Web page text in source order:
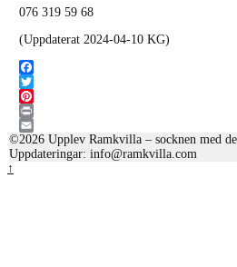
076 319 59 68
(Uppdaterat 2024-04-10 KG)
Facebook
Twitter
Pinterest
Print
Email
©2026 Upplev Ramkvilla – socknen med
Uppdateringar: info@ramkvilla.com
↑